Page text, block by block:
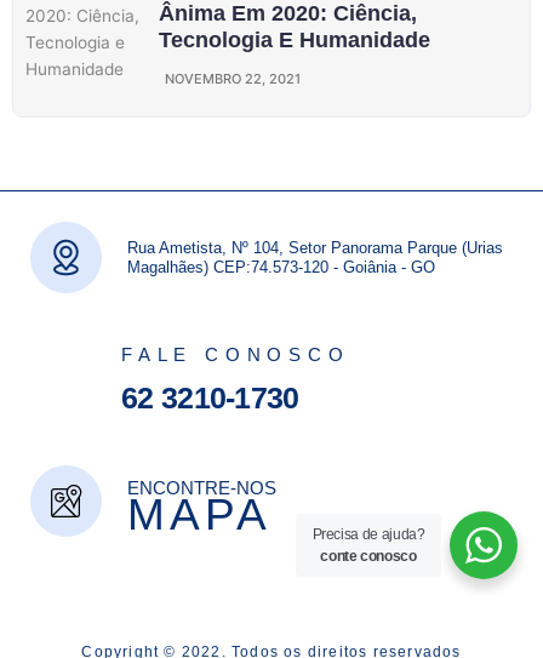
Ânima Em 2020: Ciência,
Tecnologia E Humanidade
NOVEMBRO 22, 2021
Rua Ametista, Nº 104, Setor Panorama Parque (Urias
Magalhães) CEP:74.573-120 - Goiânia - GO
FALE CONOSCO
62 3210-1730
MAPA
ENCONTRE-NOS
Copyright © 2022. Todos os direitos reservados
Precisa de ajuda?
conte conosco